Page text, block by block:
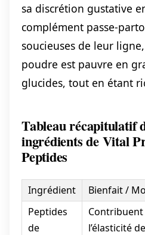
sa discrétion gustative
complément passe-
soucieuses de leur
poudre est pauvre en
glucides, tout en étant
Tableau récapitulatif
ingrédients de Vital
Peptides
Ingrédient
Bienfait /
Peptides
de
Contribuent
l’élasticité